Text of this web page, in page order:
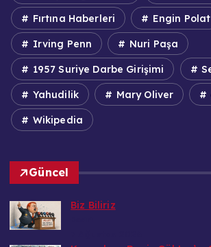
Fırtına Haberleri Engin Polat
Irving Penn Nuri Paşa
1957 Suriye Darbe Girişimi
Yahudilik Mary Oliver
Wikipedia
Güncel
Biz Biliriz